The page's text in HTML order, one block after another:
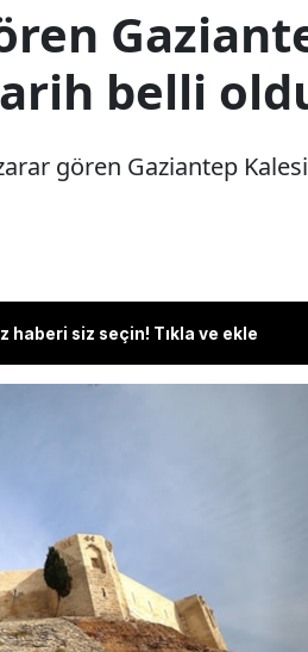
belli
gören Gaziantep Kalesi
haberi siz seçin! Tıkla ve ekle
merkezli depremlerde
Kalesi yıl sonunda